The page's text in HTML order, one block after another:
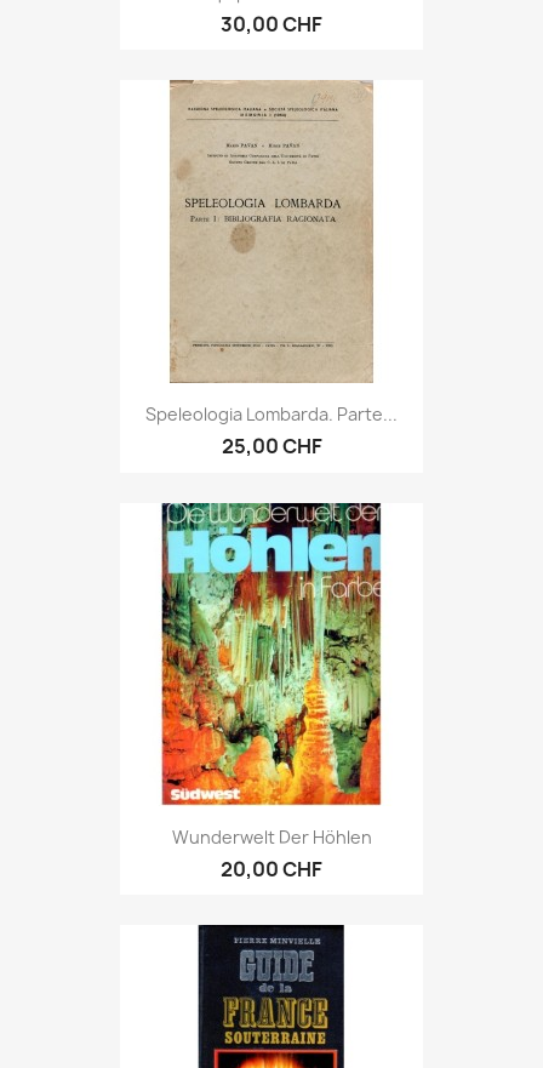
30,00 CHF
Speleologia Lombarda. Parte...
25,00 CHF
Wunderwelt Der Höhlen
20,00 CHF